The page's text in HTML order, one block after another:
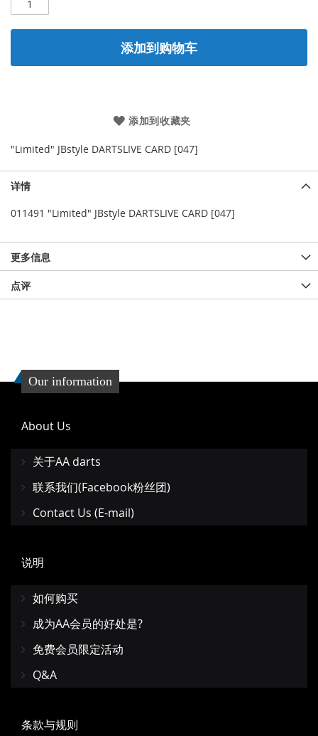
添加到购物车
添加到收藏夹
"Limited" JBstyle DARTSLIVE CARD [047]
详情
011491 "Limited" JBstyle DARTSLIVE CARD [047]
更多信息
点评
Our information
About Us
关于AA darts
联系我们(Facebook粉丝团)
Contact Us (E-mail)
说明
如何购买
成为AA会员的好处是?
免费会员限定活动
Q&A
条款与规则